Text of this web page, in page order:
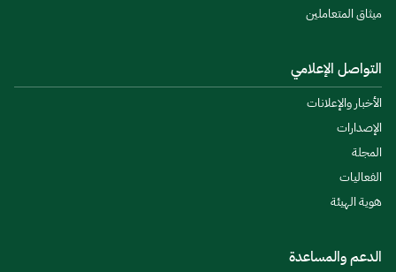
ميثاق المتعاملين
التواصل الإعلامي
الأخبار والإعلانات
الإصدارات
المجلة
الفعاليات
هوية الهيئة
الدعم والمساعدة